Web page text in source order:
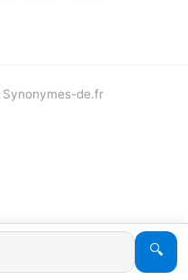
🔍
Synonymes-de.fr